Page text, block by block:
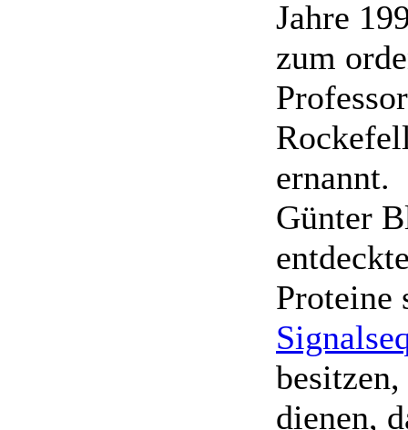
Jahre
zum
ernannt.
Günter
Proteine
dienen,